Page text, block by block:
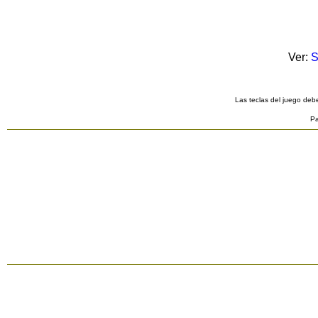
Ver:
Las teclas del juego